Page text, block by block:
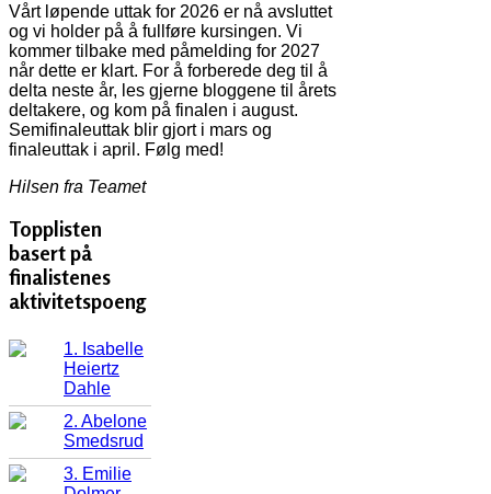
Vårt løpende uttak for 2026 er nå avsluttet
og vi holder på å fullføre kursingen. Vi
kommer tilbake med påmelding for 2027
når dette er klart. For å forberede deg til å
delta neste år, les gjerne bloggene til årets
deltakere, og kom på finalen i august.
Semifinaleuttak blir gjort i mars og
finaleuttak i april. Følg med!
Hilsen fra Teamet
Topplisten
basert på
finalistenes
aktivitetspoeng
1. Isabelle
Heiertz
Dahle
2. Abelone
Smedsrud
3. Emilie